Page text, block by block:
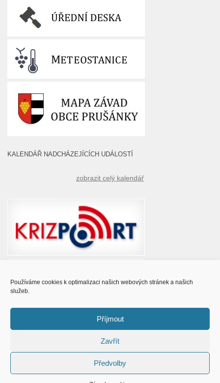
Používáme cookies k optimalizaci našich webových stránek a našich
služeb.
Příjmout
Zavřít
Předvolby
KALENDÁŘ NADCHÁZEJÍCÍCH UDÁLOSTÍ
zobrazit celý kalendář
© Obec Prušánky 2015 - 2023